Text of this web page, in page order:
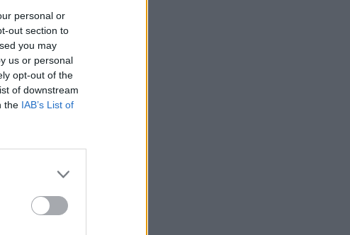
personal or
out section to
you may
us or personal
opt-out of the
of downstream
the IAB’s List of